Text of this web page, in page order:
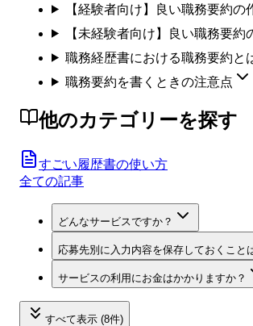
【経験者向け】良い職務要約の
【未経験者向け】良い職務要約
職務経歴書における職務要約と
職務要約を書くときの注意点
他のカテゴリーを探す
すごい履歴書の使い方
全ての記事
どんなサービスですか？
応募先別に入力内容を保存しておくこと
サービスの利用にお金はかかりますか？
すべて表示 (8件)